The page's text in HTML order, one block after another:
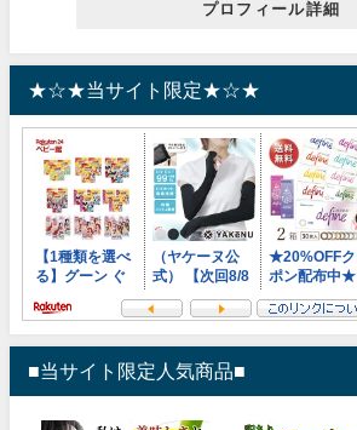
プロフィール詳細
★☆★当サイト限定★☆★
■当サイト限定人気商品■